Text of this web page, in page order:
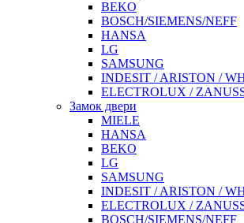
BEKO
BOSCH/SIEMENS/NEFF
HANSA
LG
SAMSUNG
INDESIT / ARISTON /
ELECTROLUX /
Замок двери
MIELE
HANSA
BEKO
LG
SAMSUNG
INDESIT / ARISTON /
ELECTROLUX /
BOSCH/SIEMENS/NEFF